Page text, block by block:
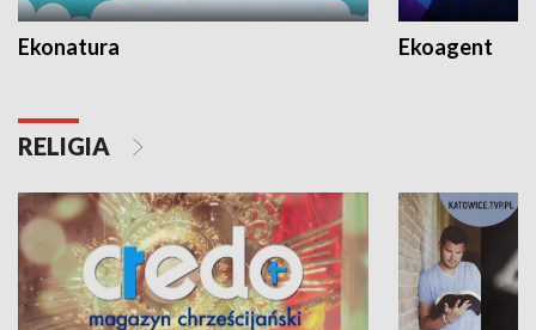
Ekonatura Ekoagent
RELIGIA